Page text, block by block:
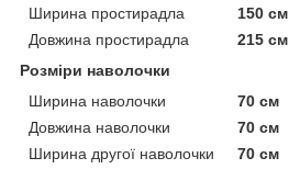
Ширина простирадла
150 см
Довжина простирадла
215 см
Розміри наволочки
Ширина наволочки
70 см
Довжина наволочки
70 см
Ширина другої наволочки
70 см